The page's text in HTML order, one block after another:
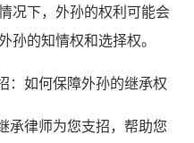
况下，外孙的权利可能会
孙的知情权和选择权。
：如何保障外孙的继承权
承律师为您支招，帮助您